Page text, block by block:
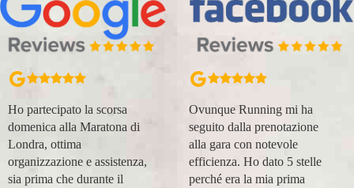
Ho partecipato la scorsa
domenica alla Maratona di
Londra, ottima
organizzazione e assistenza,
sia prima che durante il
Ovunque Running mi ha
seguito dalla prenotazione
alla gara con notevole
efficienza. Ho dato 5 stelle
perché era la mia prima